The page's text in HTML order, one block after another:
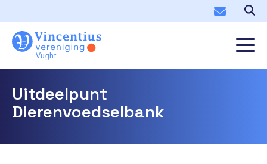
Uitdeelpunt
Dierenvoedselbank